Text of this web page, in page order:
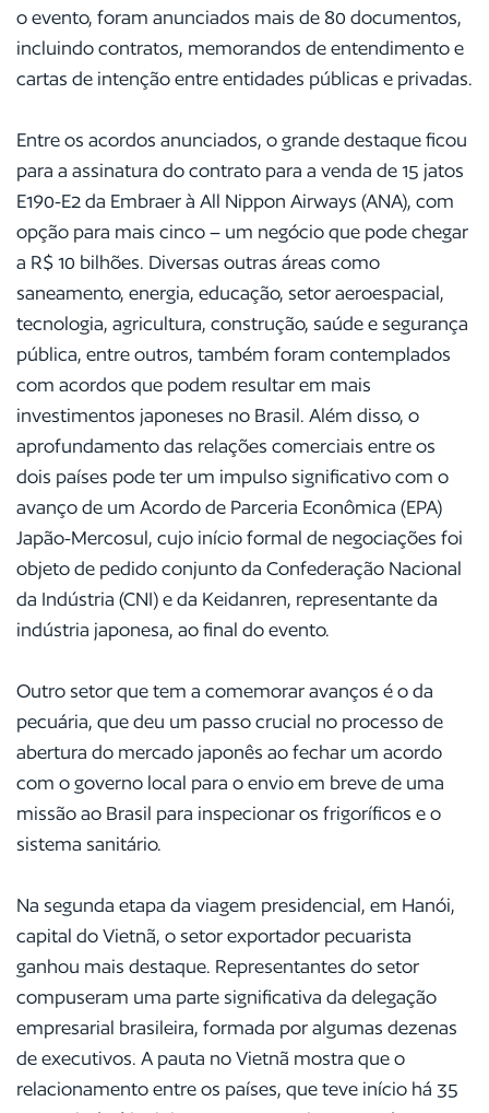
o evento, foram anunciados mais de 80 documentos,
incluindo contratos, memorandos de entendimento e
cartas de intenção entre entidades públicas e privadas.
Entre os acordos anunciados, o grande destaque ficou
para a assinatura do contrato para a venda de 15 jatos
E190-E2 da Embraer à All Nippon Airways (ANA), com
opção para mais cinco – um negócio que pode chegar
a R$ 10 bilhões. Diversas outras áreas como
saneamento, energia, educação, setor aeroespacial,
tecnologia, agricultura, construção, saúde e segurança
pública, entre outros, também foram contemplados
com acordos que podem resultar em mais
investimentos japoneses no Brasil. Além disso, o
aprofundamento das relações comerciais entre os
dois países pode ter um impulso significativo com o
avanço de um Acordo de Parceria Econômica (EPA)
Japão-Mercosul, cujo início formal de negociações foi
objeto de pedido conjunto da Confederação Nacional
da Indústria (CNI) e da Keidanren, representante da
indústria japonesa, ao final do evento.
Outro setor que tem a comemorar avanços é o da
pecuária, que deu um passo crucial no processo de
abertura do mercado japonês ao fechar um acordo
com o governo local para o envio em breve de uma
missão ao Brasil para inspecionar os frigoríficos e o
sistema sanitário.
Na segunda etapa da viagem presidencial, em Hanói,
capital do Vietnã, o setor exportador pecuarista
ganhou mais destaque. Representantes do setor
compuseram uma parte significativa da delegação
empresarial brasileira, formada por algumas dezenas
de executivos. A pauta no Vietnã mostra que o
relacionamento entre os países, que teve início há 35